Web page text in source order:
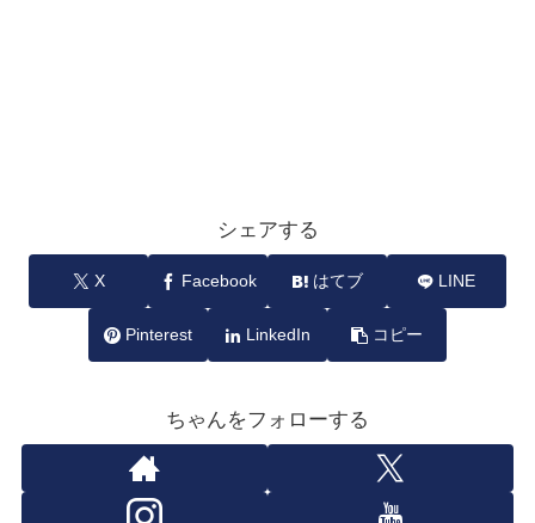
シェアする
X Facebook はてブ LINE
Pinterest LinkedIn コピー
ちゃんをフォローする